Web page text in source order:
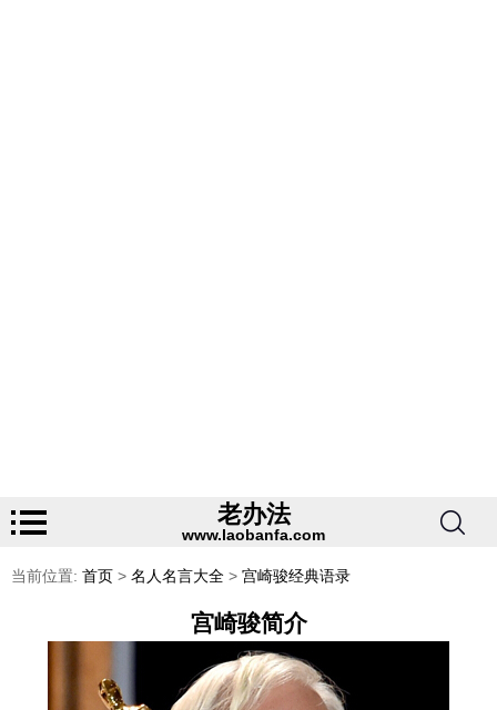
老办法
www.laobanfa.com
当前位置: 首页 > 名人名言大全 > 宫崎骏经典语录
宫崎骏简介